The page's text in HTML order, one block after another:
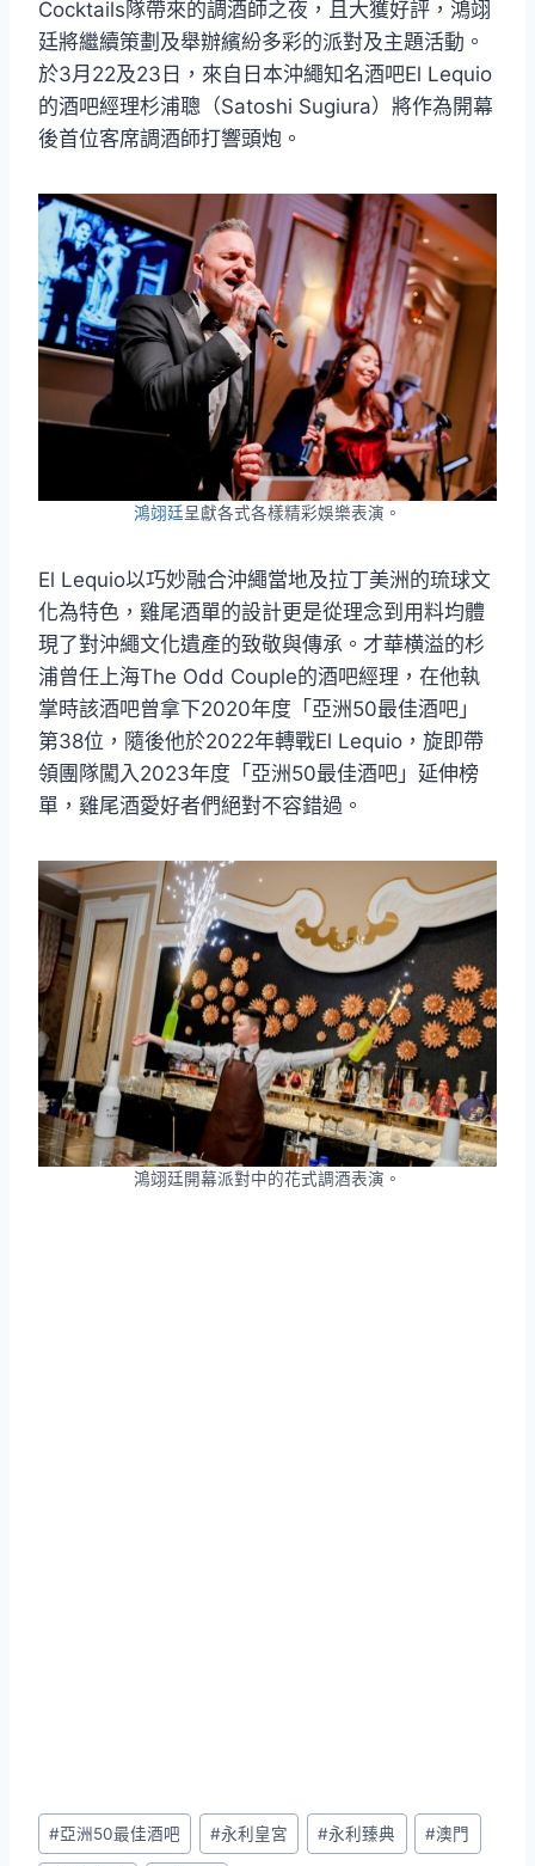
Cocktails隊帶來的調酒師之夜，且大獲好評，鴻翊
廷將繼續策劃及舉辦繽紛多彩的派對及主題活動。
於3月22及23日，來自日本沖繩知名酒吧El Lequio
的酒吧經理杉浦聰（Satoshi Sugiura）將作為開幕
後首位客席調酒師打響頭炮。
鴻翊廷呈獻各式各樣精彩娛樂表演。
El Lequio以巧妙融合沖繩當地及拉丁美洲的琉球文
化為特色，雞尾酒單的設計更是從理念到用料均體
現了對沖繩文化遺產的致敬與傳承。才華横溢的杉
浦曾任上海The Odd Couple的酒吧經理，在他執
掌時該酒吧曾拿下2020年度「亞洲50最佳酒吧」
第38位，隨後他於2022年轉戰El Lequio，旋即帶
領團隊闖入2023年度「亞洲50最佳酒吧」延伸榜
單，雞尾酒愛好者們絕對不容錯過。
鴻翊廷開幕派對中的花式調酒表演。
Post
Tags:
#亞洲50最佳酒吧 #永利皇宮 #永利臻典 #澳門